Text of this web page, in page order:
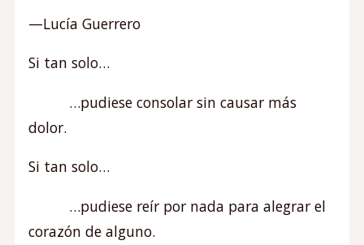
—Lucía Guerrero
Si tan solo…
…pudiese consolar sin causar más
dolor.
Si tan solo…
…pudiese reír por nada para alegrar el
corazón de alguno.